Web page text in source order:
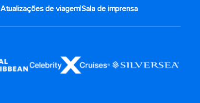
Atualizações de viagem|Sala de imprensa